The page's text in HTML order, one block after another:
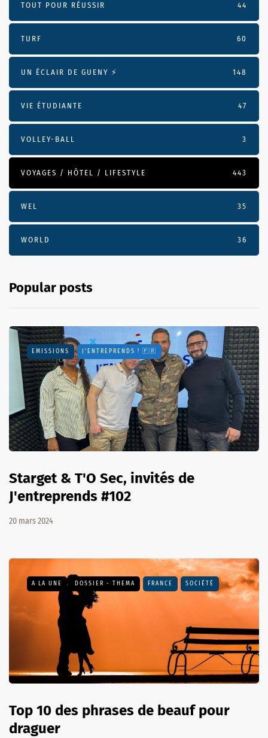
TOUT POUR RÉUSSIR 44
TURF 60
UN ÉCLAIR DE GUENY ⚡️ 148
VIE ÉTUDIANTE 47
VOLLEY-BALL 3
VOYAGES / HÔTEL / LIFESTYLE 443
WEL 35
WORLD 36
Popular posts
EMISSIONS J'ENTREPRENDS ! 🇫🇷
Starget & T'O Sec, invités de
J'entreprends #102
20 mars 2024
A LA UNE DOSSIER - THEMA FRANCE SOCIÉTÉ
Top 10 des phrases de beauf pour
draguer